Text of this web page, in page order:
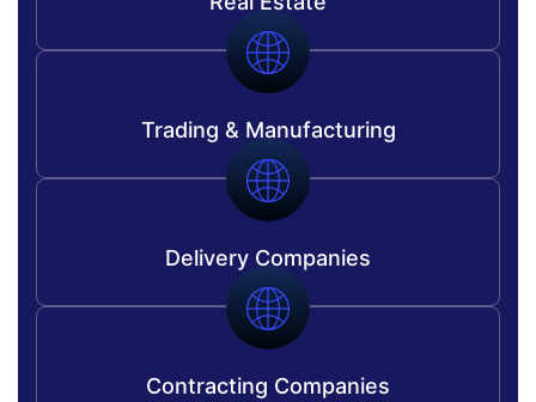
Trading & Manufacturing
Delivery Companies
Contracting Companies